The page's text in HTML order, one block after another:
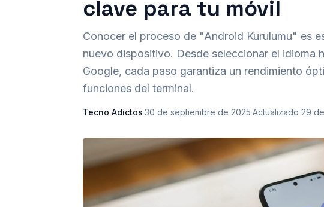
clave para tu móvil
Conocer el proceso de "Android Kurulumu" es
nuevo dispositivo. Desde seleccionar el idioma
Google, cada paso garantiza un rendimiento
funciones del terminal.
Tecno Adictos·30 de septiembre de 2025·Actualizado 29